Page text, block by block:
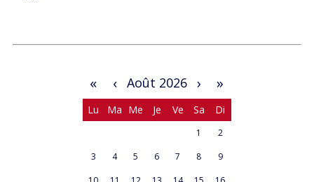
« ‹ Août 2026 › »
Lu Ma Me Je Ve Sa Di
1
2
3
4 5 6 7 8
9